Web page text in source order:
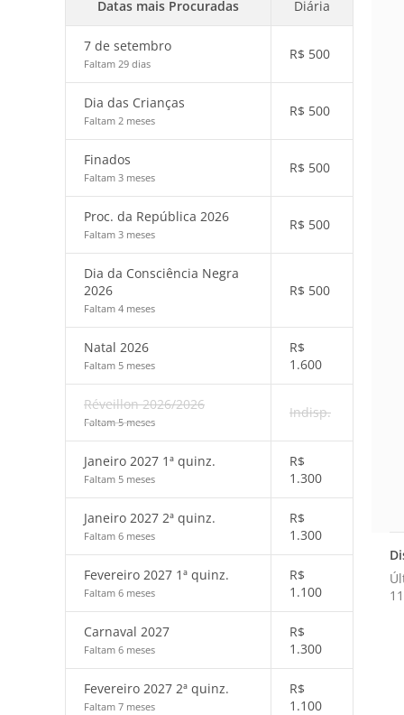
Datas mais Procuradas Diária
7 de setembro
Faltam 29 dias
R$ 500
Dia das Crianças
Faltam 2 meses
R$ 500
Finados
Faltam 3 meses
R$ 500
Proc. da República 2026
Faltam 3 meses
R$ 500
Dia da Consciência Negra
2026
Faltam 4 meses
R$ 500
Natal 2026
Faltam 5 meses
R$
1.600
Réveillon 2026/2026
Faltam 5 meses
Indisp.
Janeiro 2027 1ª quinz.
Faltam 5 meses
R$
1.300
Janeiro 2027 2ª quinz.
Faltam 6 meses
R$
1.300
Fevereiro 2027 1ª quinz.
Faltam 6 meses
R$
1.100
Carnaval 2027
Faltam 6 meses
R$
1.300
Fevereiro 2027 2ª quinz.
Faltam 7 meses
R$
1.100